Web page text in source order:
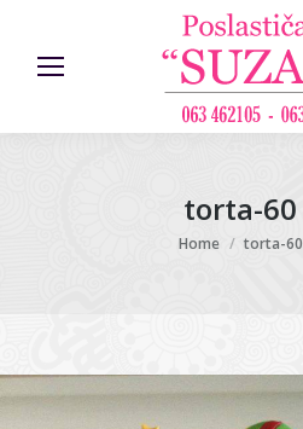
torta-60
You are here:
Home torta-60